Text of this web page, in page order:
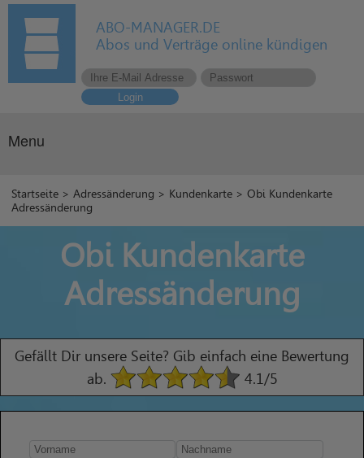
ABO-MANAGER.DE
Abos und Verträge online kündigen
Login
Menu
Startseite >Adressänderung > Kundenkarte > Obi Kundenkarte
Adressänderung
Obi Kundenkarte
Adressänderung
Gefällt Dir unsere Seite? Gib einfach eine Bewertung
ab.
4.1 /5